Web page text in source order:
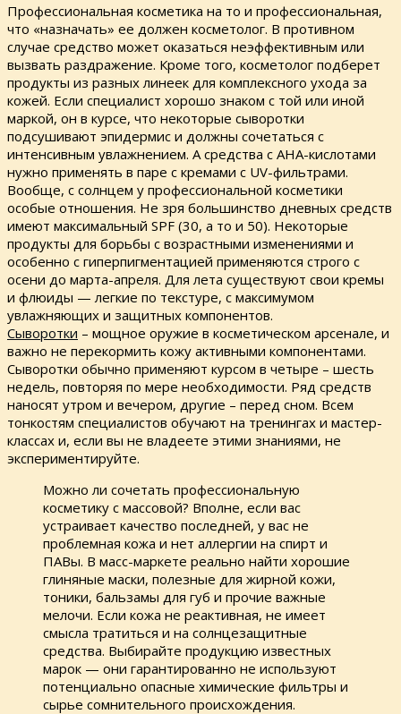
Профессиональная косметика на то и профессиональная,
что «назначать» ее должен косметолог. В противном
случае средство может оказаться неэффективным или
вызвать раздражение. Кроме того, косметолог подберет
продукты из разных линеек для комплексного ухода за
кожей. Если специалист хорошо знаком с той или иной
маркой, он в курсе, что некоторые сыворотки
подсушивают эпидермис и должны сочетаться с
интенсивным увлажнением. А средства с АНА-кислотами
нужно применять в паре с кремами с UV-фильтрами.
Вообще, с солнцем у профессиональной косметики
особые отношения. Не зря большинство дневных средств
имеют максимальный SPF (30, а то и 50). Некоторые
продукты для борьбы с возрастными изменениями и
особенно с гиперпигментацией применяются строго с
осени до марта-апреля. Для лета существуют свои кремы
и флюиды — легкие по текстуре, с максимумом
увлажняющих и защитных компонентов.
Сыворотки – мощное оружие в косметическом арсенале, и
важно не перекормить кожу активными компонентами.
Сыворотки обычно применяют курсом в четыре – шесть
недель, повторяя по мере необходимости. Ряд средств
наносят утром и вечером, другие – перед сном. Всем
тонкостям специалистов обучают на тренингах и мастер-
классах и, если вы не владеете этими знаниями, не
экспериментируйте.
Можно ли сочетать профессиональную
косметику с массовой? Вполне, если вас
устраивает качество последней, у вас не
проблемная кожа и нет аллергии на спирт и
ПАВы. В масс-маркете реально найти хорошие
глиняные маски, полезные для жирной кожи,
тоники, бальзамы для губ и прочие важные
мелочи. Если кожа не реактивная, не имеет
смысла тратиться и на солнцезащитные
средства. Выбирайте продукцию известных
марок — они гарантированно не используют
потенциально опасные химические фильтры и
сырье сомнительного происхождения.